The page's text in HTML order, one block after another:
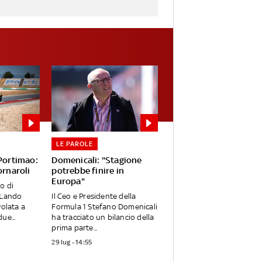
di
a
Domenicali: "Stagione
potrebbe finire in
Europa"
LE PAROLE
Il Ceo e Presidente della
Formula 1 Stefano Domenicali
ha tracciato un bilancio della
prima parte...
29 lug - 14:55